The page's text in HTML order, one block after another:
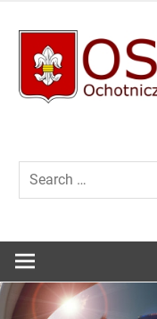
content